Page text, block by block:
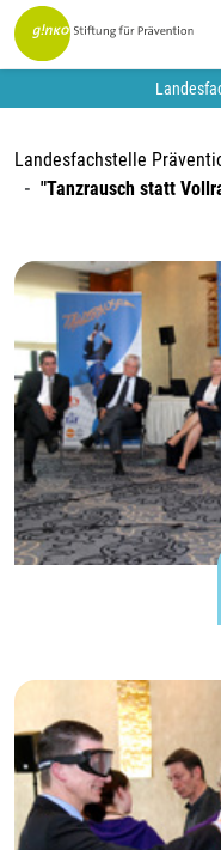
Landesfachstelle
"Tanzrausch statt